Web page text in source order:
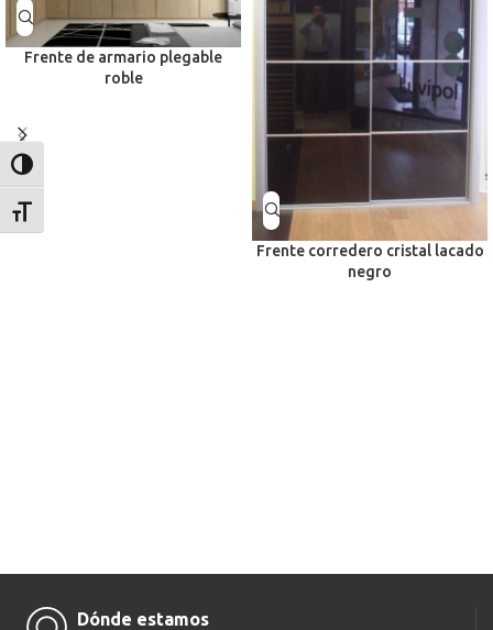
Alternar alto contraste
Alternar tamaño de letra
Frente de armario plegable
roble
Frente corredero cristal lacado
negro
Dónde estamos